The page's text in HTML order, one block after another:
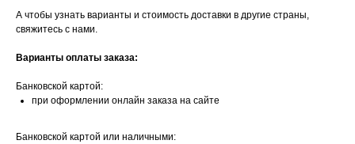
А чтобы узнать варианты и стоимость доставки в другие страны,
свяжитесь с нами.
Варианты оплаты заказа:
Банковской картой:
при оформлении онлайн заказа на сайте
Банковской картой или наличными: